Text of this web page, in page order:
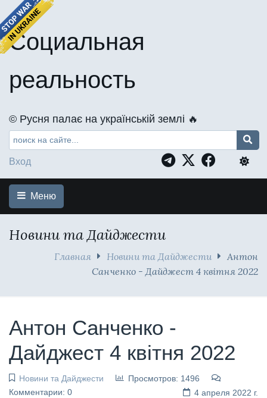
Социальная
реальность
©️ Русня палає на українській землі 🔥
Вход
Меню
Новини та Дайджести
Главная Новини та Дайджести
Антон
Санченко - Дайджест 4 квітня 2022
Антон Санченко -
Дайджест 4 квітня 2022
Новини та Дайджести
Просмотров: 1496
Комментарии: 0
4 апреля 2022 г.